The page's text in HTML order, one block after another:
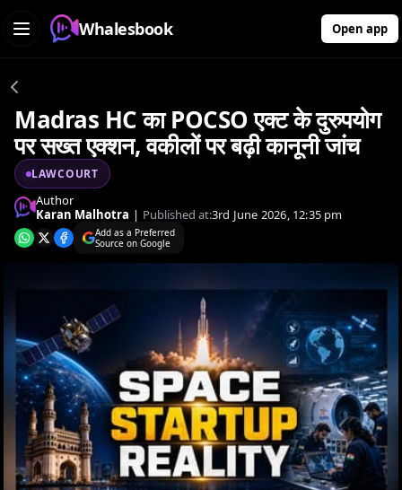
Whalesbook Open app
Madras HC का POCSO एक्ट के दुरुपयोग
पर सख्त एक्शन, वकीलों पर बढ़ी कानूनी जांच
LAWCOURT
Author
Karan Malhotra | Published at:3rd June 2026, 12:35 pm
Add as a Preferred
Source on Google